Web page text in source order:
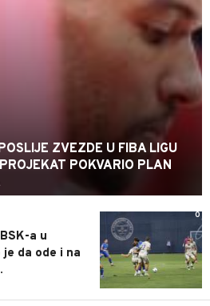
ZVEZDE U FIBA LIGU
POKVARIO PLAN
0
a u
da ode i na